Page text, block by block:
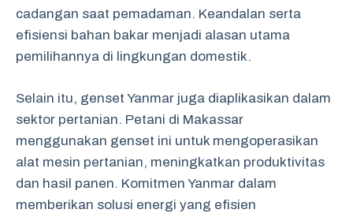
cadangan saat pemadaman. Keandalan serta
efisiensi bahan bakar menjadi alasan utama
pemilihannya di lingkungan domestik.
Selain itu, genset Yanmar juga diaplikasikan dalam
sektor pertanian. Petani di Makassar
menggunakan genset ini untuk mengoperasikan
alat mesin pertanian, meningkatkan produktivitas
dan hasil panen. Komitmen Yanmar dalam
memberikan solusi energi yang efisien